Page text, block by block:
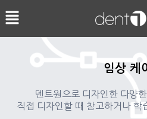
텐
츠
임상 케
덴트원으로 디자인한 다양
직접 디자인할 때 참고하거나 학